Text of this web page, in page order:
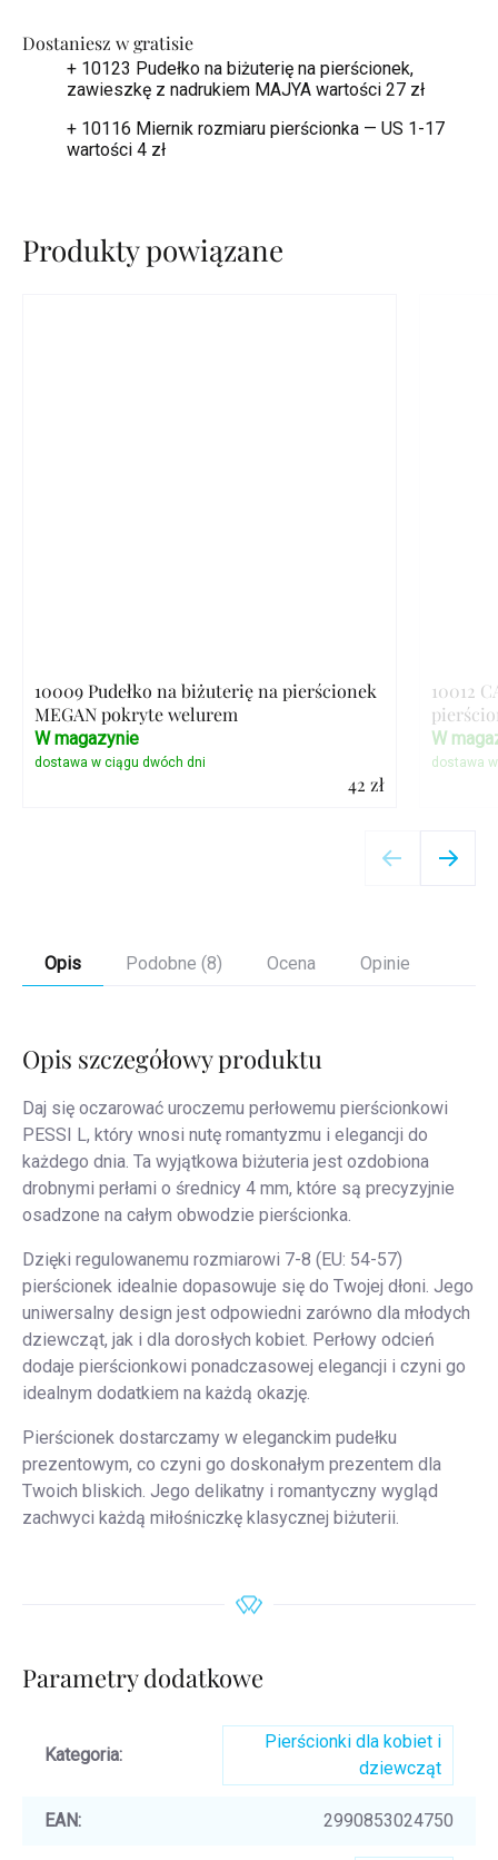
Dostaniesz w gratisie
+ 10123 Pudełko na biżuterię na pierścionek,
zawieszkę z nadrukiem MAJYA wartości 27 zł
+ 10116 Miernik rozmiaru pierścionka — US 1-17
wartości 4 zł
Produkty powiązane
10009 Pudełko na biżuterię na pierścionek
MEGAN pokryte welurem
42 zł
W magazynie
10012
W
Opis Podobne (8) Ocena Opinie
Opis szczegółowy produktu
Daj się oczarować uroczemu perłowemu pierścionkowi
PESSI L, który wnosi nutę romantyzmu i elegancji do
każdego dnia. Ta wyjątkowa biżuteria jest ozdobiona
drobnymi perłami o średnicy 4 mm, które są precyzyjnie
osadzone na całym obwodzie pierścionka.
Dzięki regulowanemu rozmiarowi 7-8 (EU: 54-57)
pierścionek idealnie dopasowuje się do Twojej dłoni. Jego
uniwersalny design jest odpowiedni zarówno dla młodych
dziewcząt, jak i dla dorosłych kobiet. Perłowy odcień
dodaje pierścionkowi ponadczasowej elegancji i czyni go
idealnym dodatkiem na każdą okazję.
Pierścionek dostarczamy w eleganckim pudełku
prezentowym, co czyni go doskonałym prezentem dla
Twoich bliskich. Jego delikatny i romantyczny wygląd
zachwyci każdą miłośniczkę klasycznej biżuterii.
Parametry dodatkowe
Kategoria:
Pierścionki dla kobiet i
dziewcząt
EAN: 2990853024750